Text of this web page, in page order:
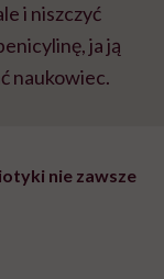
i niszczyć
ja ją
naukowiec.
nie zawsze